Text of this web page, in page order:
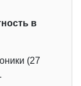
в
(27